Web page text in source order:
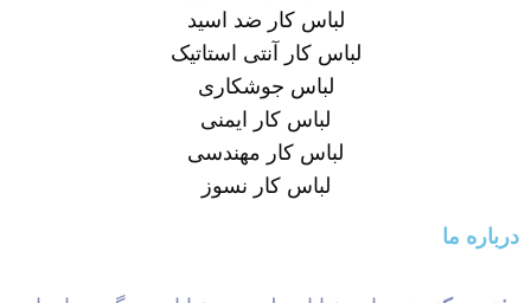
لباس کار ضد اسید
لباس کار آنتی استاتیک
لباس جوشکاری
لباس کار ایمنی
لباس کار مهندسی
لباس کار نسوز
درباره ما